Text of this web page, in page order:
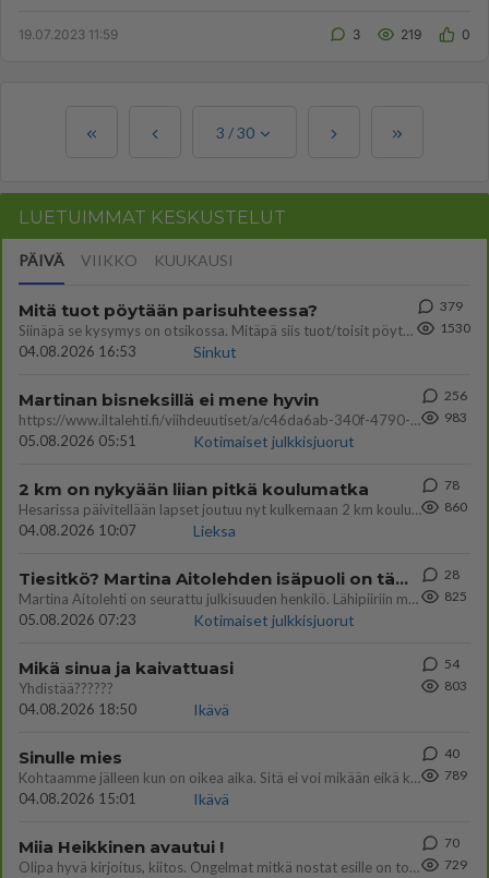
19.07.2023 11:59 3 219 0
3 /30
LUETUIMMAT KESKUSTELUT
PÄIVÄ VIIKKO KUUKAUSI
Mitä tuot pöytään parisuhteessa?
Siinäpä se kysymys on otsikossa. Mitäpä siis tuot/toisit pöytään parisuhteessa? Oletko mies vai nainen? Koetko sen mitä
04.08.2026 16:53
Sinkut
379
1530
Martinan bisneksillä ei mene hyvin
https://www.iltalehti.fi/viihdeuutiset/a/c46da6ab-340f-4790-aaa7-0865eed2336 Yrityksen konkurssihakemus on tullut kärä
05.08.2026 05:51
Kotimaiset julkkisjuorut
256
983
2 km on nykyään liian pitkä koulumatka
Hesarissa päivitellään lapset joutuu nyt kulkemaan 2 km kouluun jösses. Ruostefillarilla tuo matka menee vaikka miten äk
04.08.2026 10:07
Lieksa
78
860
Tiesitkö? Martina Aitolehden isäpuoli on tämä suosittu laulaja
Martina Aitolehti on seurattu julkisuuden henkilö. Lähipiiriin mahtuu muitakin tunnettuja henkilöitä. Tiesitkö, että Ma
05.08.2026 07:23
Kotimaiset julkkisjuorut
28
825
Mikä sinua ja kaivattuasi
Yhdistää??????
04.08.2026 18:50
Ikävä
54
803
Sinulle mies
Kohtaamme jälleen kun on oikea aika. Sitä ei voi mikään eikä kukaan estää <3 <3
04.08.2026 15:01
Ikävä
40
789
Miia Heikkinen avautui !
Olipa hyvä kirjoitus, kiitos. Ongelmat mitkä nostat esille on todellisia ja tämä ylimielisyys totta ja se näkyy kaikessa
70
729